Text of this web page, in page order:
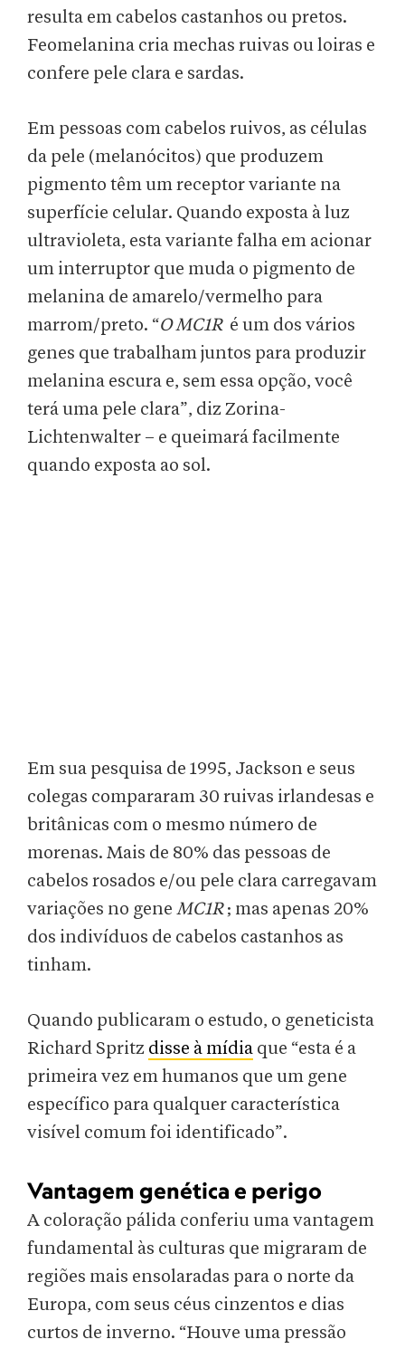
resulta em cabelos castanhos ou pretos.
Feomelanina cria mechas ruivas ou loiras e
confere pele clara e sardas.
Em pessoas com cabelos ruivos, as células
da pele (melanócitos) que produzem
pigmento têm um receptor variante na
superfície celular. Quando exposta à luz
ultravioleta, esta variante falha em acionar
um interruptor que muda o pigmento de
melanina de amarelo/vermelho para
marrom/preto. “O MC1R é um dos vários
genes que trabalham juntos para produzir
melanina escura e, sem essa opção, você
terá uma pele clara”, diz Zorina-
Lichtenwalter – e queimará facilmente
quando exposta ao sol.
Em sua pesquisa de 1995, Jackson e seus
colegas compararam 30 ruivas irlandesas e
britânicas com o mesmo número de
morenas. Mais de 80% das pessoas de
cabelos rosados ​​e/ou pele clara carregavam
variações no gene MC1R; mas apenas 20%
dos indivíduos de cabelos castanhos as
tinham.
Quando publicaram o estudo, o geneticista
Richard Spritz disse à mídia que “esta é a
primeira vez em humanos que um gene
específico para qualquer característica
visível comum foi identificado”.
Vantagem genética e perigo
A coloração pálida conferiu uma vantagem
fundamental às culturas que migraram de
regiões mais ensolaradas para o norte da
Europa, com seus céus cinzentos e dias
curtos de inverno. “Houve uma pressão